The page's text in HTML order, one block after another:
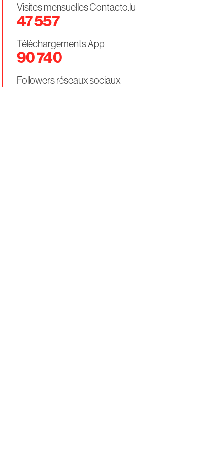
Visites mensuelles Contacto.lu
47 557
Téléchargements App
90 740
Followers réseaux sociaux